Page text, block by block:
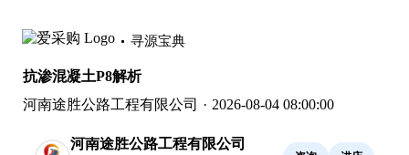
寻源宝典
抗渗混凝土P8解析
河南途胜公路工程有限公司 · 2026-08-04 08:00:00
河南途胜公路工程有限公司